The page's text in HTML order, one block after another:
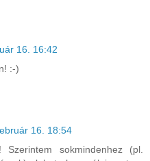
16. 16:42
:-)
16. 18:54
sokmindenhez (pl.